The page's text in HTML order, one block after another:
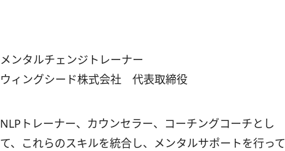
メンタルチェンジトレーナー
ウィングシード株式会社 代表取締役
NLPトレーナー、カウンセラー、コーチングコーチとし
て、これらのスキルを統合し、メンタルサポートを行って